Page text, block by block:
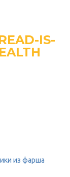
IS-
из фарша